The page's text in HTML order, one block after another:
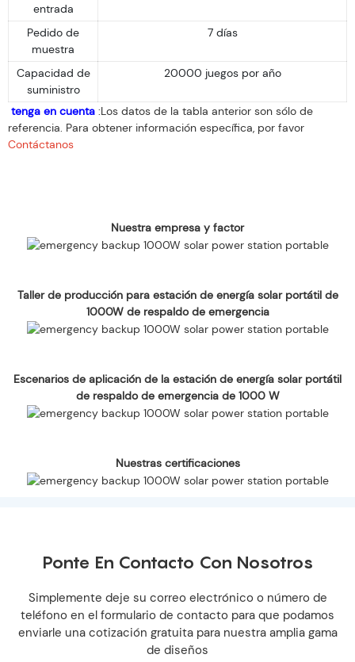
entrada
Pedido de
muestra
7 días
Capacidad de
suministro
20000 juegos por año
tenga en cuenta :Los datos de la tabla anterior son sólo de
referencia. Para obtener información específica, por favor
Contáctanos
Nuestra empresa y factor
Taller de producción para estación de energía solar portátil de
1000W de respaldo de emergencia
Escenarios de aplicación de la estación de energía solar portátil
de respaldo de emergencia de 1000 W
Nuestras certificaciones
Ponte En Contacto Con Nosotros
Simplemente deje su correo electrónico o número de
teléfono en el formulario de contacto para que podamos
enviarle una cotización gratuita para nuestra amplia gama
de diseños